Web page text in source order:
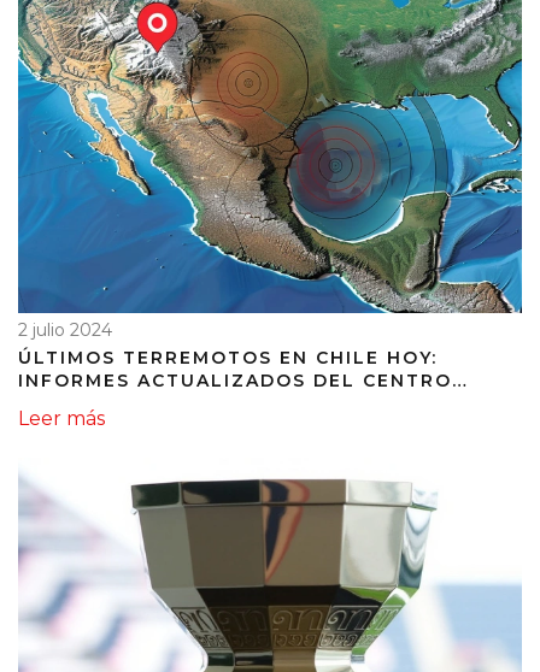
2 julio 2024
ÚLTIMOS TERREMOTOS EN CHILE HOY:
INFORMES ACTUALIZADOS DEL CENTRO
Leer más